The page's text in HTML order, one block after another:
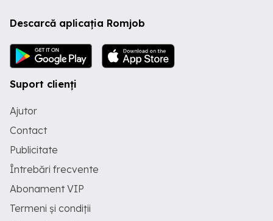
Descarcă aplicația Romjob
Suport clienți
Ajutor
Contact
Publicitate
Întrebări frecvente
Abonament VIP
Termeni și condiții